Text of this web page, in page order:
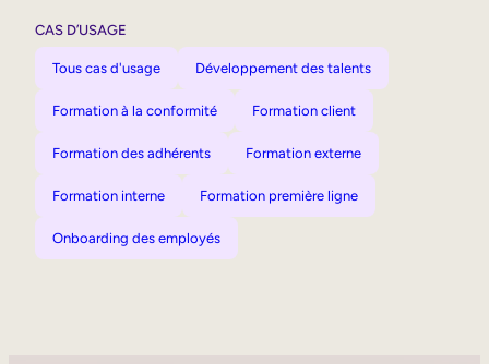
CAS D’USAGE
Tous cas d'usage Développement des talents
Formation à la conformité Formation client
Formation des adhérents Formation externe
Formation interne Formation première ligne
Onboarding des employés